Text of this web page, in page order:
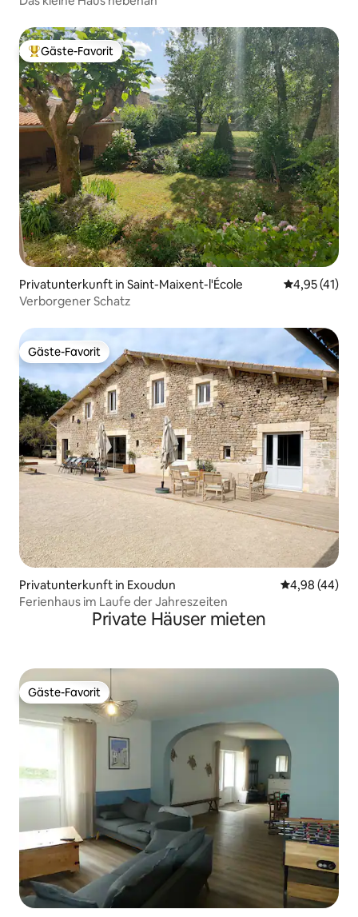
Beliebter Gäste-Favorit.
Gäste-Favorit
Privatunterkunft in Saint-Maixent-l'École
4,95 (41)
Verborgener Schatz
Gäste-Favorit
Gäste-Favorit
Privatunterkunft in Exoudun
4,98 (44)
Ferienhaus im Laufe der Jahreszeiten
Private Häuser mieten
Gäste-Favorit
Gäste-Favorit